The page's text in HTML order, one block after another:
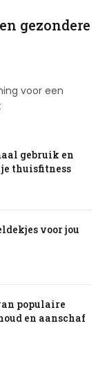
gezondere
voor een
gebruik en
thuisfitness
voor jou
populaire
en aanschaf